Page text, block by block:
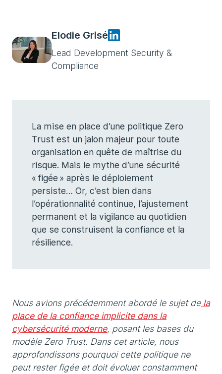
Elodie Grisé
Lead Development Security &
Compliance
La mise en place d’une politique Zero
Trust est un jalon majeur pour toute
organisation en quête de maîtrise du
risque. Mais le mythe d’une sécurité
« figée » après le déploiement
persiste… Or, c’est bien dans
l’opérationnalité continue, l’ajustement
permanent et la vigilance au quotidien
que se construisent la confiance et la
résilience.
Nous avions précédemment abordé le sujet dela
place de la confiance implicite dans la
cybersécurité moderne, posant les bases du
modèle Zero Trust. Dans cet article, nous
approfondissons pourquoi cette politique ne
peut rester figée et doit évoluer constamment